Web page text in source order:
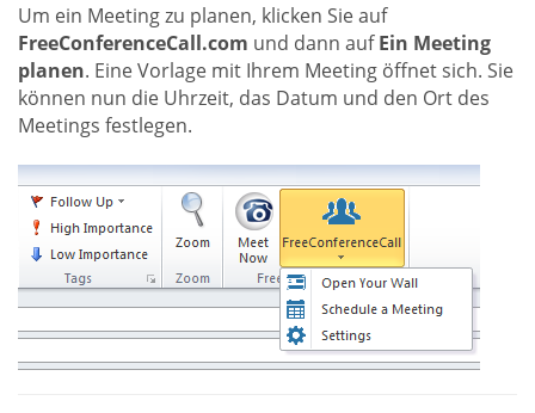
Um ein Meeting zu planen, klicken Sie auf
FreeConferenceCall.com und dann aufEin Meeting
planen. Eine Vorlage mit Ihrem Meeting öffnet sich. Sie
können nun die Uhrzeit, das Datum und den Ort des
Meetings festlegen.